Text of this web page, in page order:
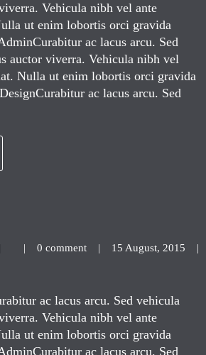
Vehicula nibh vel ante
ut enim lobortis orci gravida
ac lacus arcu. Sed
auctor viverra. Vehicula nibh vel
Nulla ut enim lobortis orci gravida
ac lacus arcu. Sed
| 0 comment | 15 August, 2015 |
ac lacus arcu. Sed vehicula
Vehicula nibh vel ante
ut enim lobortis orci gravida
ac lacus arcu. Sed